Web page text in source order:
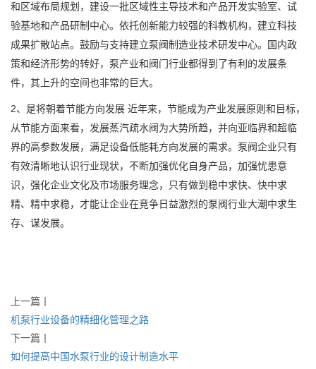
和区域布局规划，建设一批区域性主导技术和产品开发实验室、试
验基地和产品研制中心。依托创新能力较强的科教机构，建立科技
成果扩散站点。鼓励与支持建立泵阀制造业技术研发中心。国内政
策和经济形势的转好，泵产业和阀门行业都得到了有利的发展条
件，其上升的空间也非常的巨大。
2、是将朝着节能方向发展 近年来，节能成为产业发展原则和目标，
从节能方面来看，发展蒸汽疏水阀为大势所趋，并向亚临界和超临
界的高参数发展，满足设备低能耗方向发展的需求。泵阀企业只有
有效清晰地认识行业现状，不断加强优化自身产品，加强忧患意
识，强化企业文化及市场服务理念，只有做到稳中求快、快中求
精、精中求稳，才能让企业在竞争日益激烈的泵阀行业大潮中求生
存、谋发展。
上一篇
机泵行业设备的精细化管理之路
下一篇
如何提高中国水泵行业的设计制造水平